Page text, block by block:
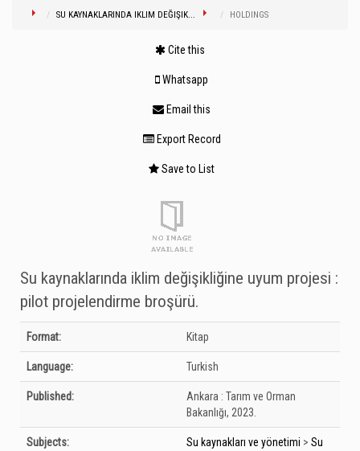
SU KAYNAKLARINDA IKLIM DEĞIŞIK... HOLDINGS
Cite this
Whatsapp
Email this
Export Record
Save to List
Su kaynaklarında iklim değişikliğine uyum projesi :
pilot projelendirme broşürü.
Bibliographic Details
Format: Kitap
Language: Turkish
Published: Ankara : Tarım ve Orman
Bakanlığı, 2023.
Subjects: Su kaynakları ve yönetimi > Su